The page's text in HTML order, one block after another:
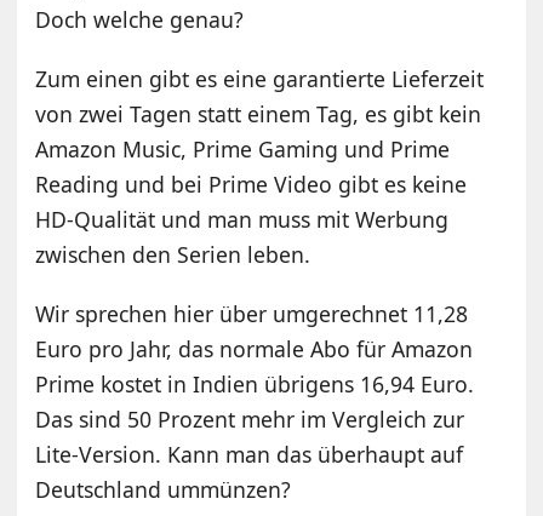
Doch welche genau?
Zum einen gibt es eine garantierte Lieferzeit
von zwei Tagen statt einem Tag, es gibt kein
Amazon Music, Prime Gaming und Prime
Reading und bei Prime Video gibt es keine
HD-Qualität und man muss mit Werbung
zwischen den Serien leben.
Wir sprechen hier über umgerechnet 11,28
Euro pro Jahr, das normale Abo für Amazon
Prime kostet in Indien übrigens 16,94 Euro.
Das sind 50 Prozent mehr im Vergleich zur
Lite-Version. Kann man das überhaupt auf
Deutschland ummünzen?